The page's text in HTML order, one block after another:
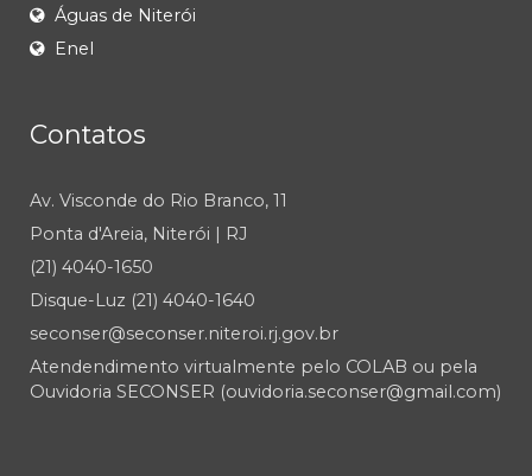
Águas de Niterói
Enel
Contatos
Av. Visconde do Rio Branco, 11
Ponta d'Areia, Niterói | RJ
(21) 4040-1650
Disque-Luz (21) 4040-1640
seconser@seconser.niteroi.rj.gov.br
Atendendimento virtualmente pelo COLAB ou pela
Ouvidoria SECONSER (ouvidoria.seconser@gmail.com)